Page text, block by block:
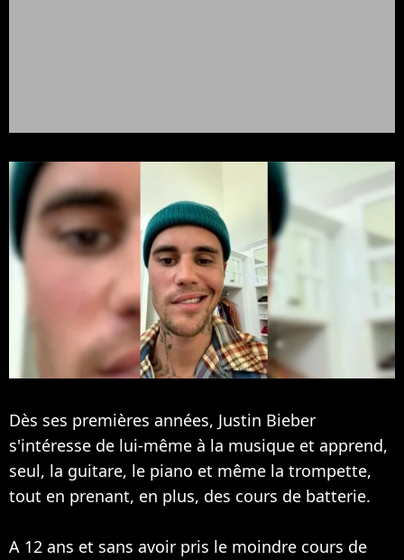
Dès ses premières années, Justin Bieber
s'intéresse de lui-même à la musique et apprend,
seul, la guitare, le piano et même la trompette,
tout en prenant, en plus, des cours de batterie.
A 12 ans et sans avoir pris le moindre cours de